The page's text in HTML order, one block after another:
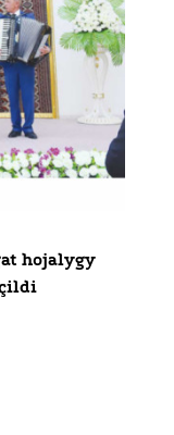
hojalygy